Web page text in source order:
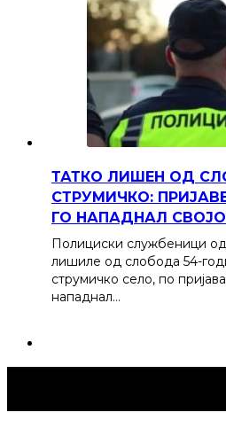
ТАТКО ЛИШЕН ОД
СТРУМИЧКО:
ГО НАПАДНАЛ
Полициски службеници
лишиле од слобода 54-
струмичко село, по
нападнал…